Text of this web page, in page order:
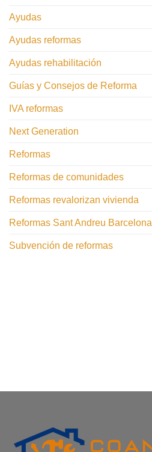
Ayudas
Ayudas reformas
Ayudas rehabilitación
Guías y Consejos de Reforma
IVA reformas
Next Generation
Reformas
Reformas de comunidades
Reformas revalorizan vivienda
Reformas Sant Andreu Barcelona
Subvención de reformas